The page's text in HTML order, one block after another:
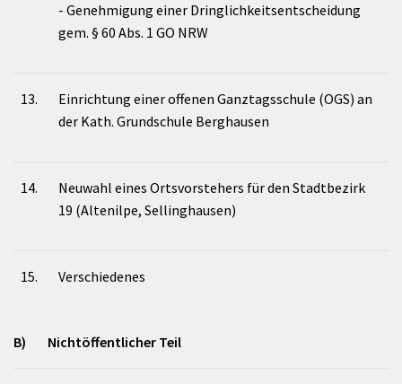
- Genehmigung einer Dringlichkeitsentscheidung
gem. § 60 Abs. 1 GO NRW
13.
Einrichtung einer offenen Ganztagsschule (OGS) an
der Kath. Grundschule Berghausen
14.
Neuwahl eines Ortsvorstehers für den Stadtbezirk
19 (Altenilpe, Sellinghausen)
15. Verschiedenes
B) Nichtöffentlicher Teil